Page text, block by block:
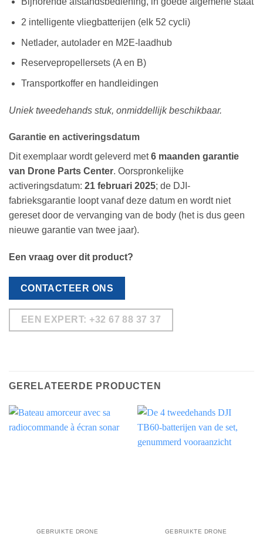
2 intelligente vliegbatterijen (elk 52 cycli)
Netlader, autolader en M2E-laadhub
Reservepropellersets (A en B)
Transportkoffer en handleidingen
Uniek tweedehands stuk, onmiddellijk beschikbaar.
Garantie en activeringsdatum
Dit exemplaar wordt geleverd met6 maanden garantie
van Drone Parts Center. Oorspronkelijke
activeringsdatum: 21 februari 2025; de DJI-
fabrieksgarantie loopt vanaf deze datum en wordt niet
gereset door de vervanging van de body (het is dus geen
nieuwe garantie van twee jaar).
Een vraag over dit product?
CONTACTEER ONS
EEN EXPERT: +32 67 88 37 37
GERELATEERDE PRODUCTEN
GEBRUIKTE DRONE GEBRUIKTE DRONE